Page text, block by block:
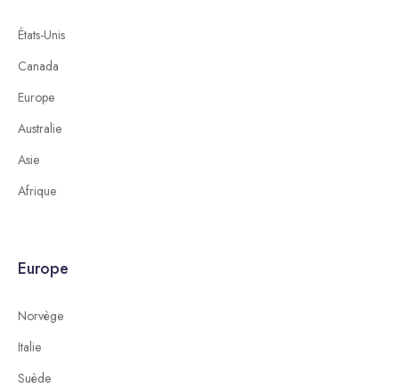
États-Unis
Canada
Europe
Australie
Asie
Afrique
Europe
Norvège
Italie
Suède